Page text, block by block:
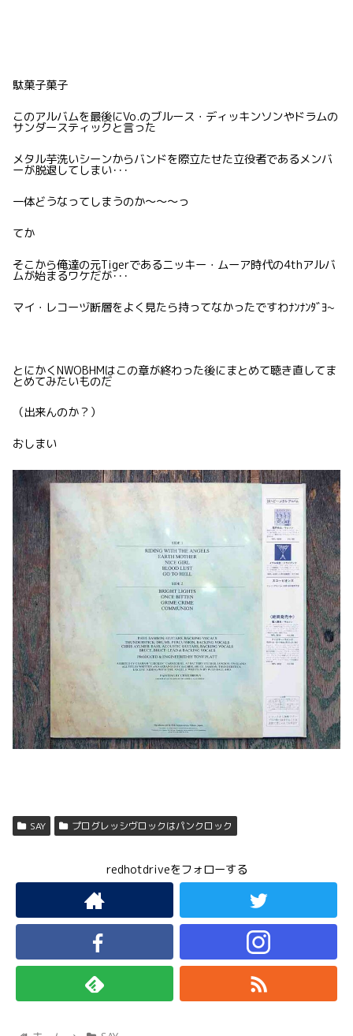
駄菓子菓子
このアルバムを最後にVo.のブルース・ディッキンソンやドラムの
サンダースティックと言った
メタル芋洗いシーンからバンドを際立たせた立役者であるメンバ
ーが脱退してしまい･･･
一体どうなってしまうのか〜〜〜っ
てか
そこから俺達の元Tigerであるニッキー・ムーア時代の4thアルバ
ムが始まるワケだが･･･
マイ・レコーヅ断層をよく見たら持ってなかったですわﾅﾝﾅﾝﾀﾞﾖ~
とにかくNWOBHMはこの章が終わった後にまとめて聴き直してま
とめてみたいものだ
（出来んのか？）
おしまい
SAY プログレッシヴロックはパンクロック
redhotdriveをフォローする